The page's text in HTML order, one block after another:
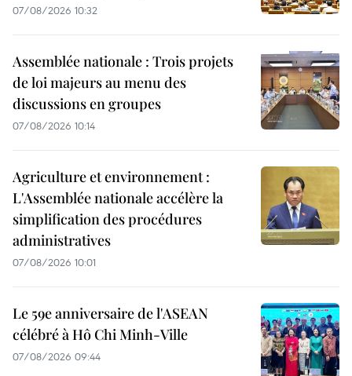
07/08/2026 10:32
Assemblée nationale : Trois projets
de loi majeurs au menu des
discussions en groupes
07/08/2026 10:14
Agriculture et environnement :
L'Assemblée nationale accélère la
simplification des procédures
administratives
07/08/2026 10:01
Le 59e anniversaire de l'ASEAN
célébré à Hô Chi Minh-Ville
07/08/2026 09:44